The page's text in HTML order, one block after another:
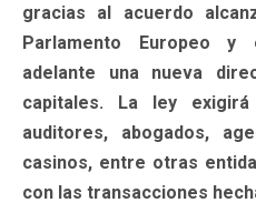
gracias al acuerdo
Parlamento Europeo
adelante una nueva
capitales. La ley
auditores, abogados,
casinos, entre otras
con las transacciones